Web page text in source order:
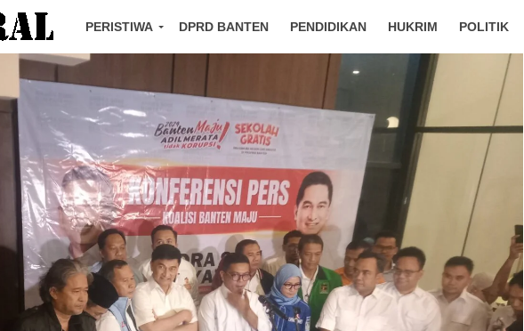
PERISTIWA DPRD BANTEN PENDIDIKAN HUKRIM POLITIK